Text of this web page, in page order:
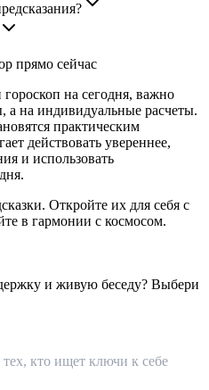
прямо сейчас
на сегодня, важно
а на индивидуальные расчеты.
практическим
действовать увереннее,
и использовать
Откройте их для себя с
в гармонии с космосом.
и живую беседу? Выбери
кто ищет ключи к себе